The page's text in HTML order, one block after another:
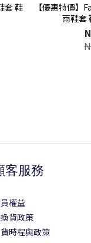
套 鞋
【優惠特價】
雨鞋套
客服務
權益
貨政策
時程與政策